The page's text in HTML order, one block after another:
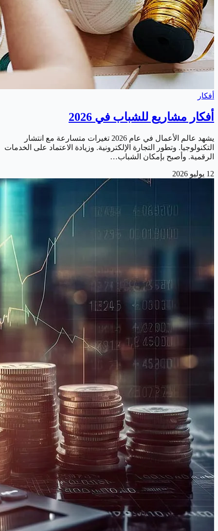
أفكار
أفكار مشاريع للشباب في 2026
يشهد عالم الأعمال في عام 2026 تغيرات متسارعة مع انتشار
التكنولوجيا. وتطور التجارة الإلكترونية. وزيادة الاعتماد على الخدمات
الرقمية. وأصبح بإمكان الشباب…
12 يوليو 2026